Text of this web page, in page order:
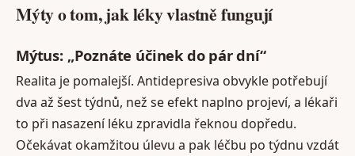
Mýty o tom, jak léky vlastně fungují
Mýtus: „Poznáte účinek do pár dní“
Realita je pomalejší. Antidepresiva obvykle potřebují
dva až šest týdnů, než se efekt naplno projeví, a lékaři
to při nasazení léku zpravidla řeknou dopředu.
Očekávat okamžitou úlevu a pak léčbu po týdnu vzdát